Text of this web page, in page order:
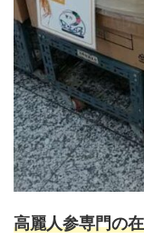
高麗人参専門の